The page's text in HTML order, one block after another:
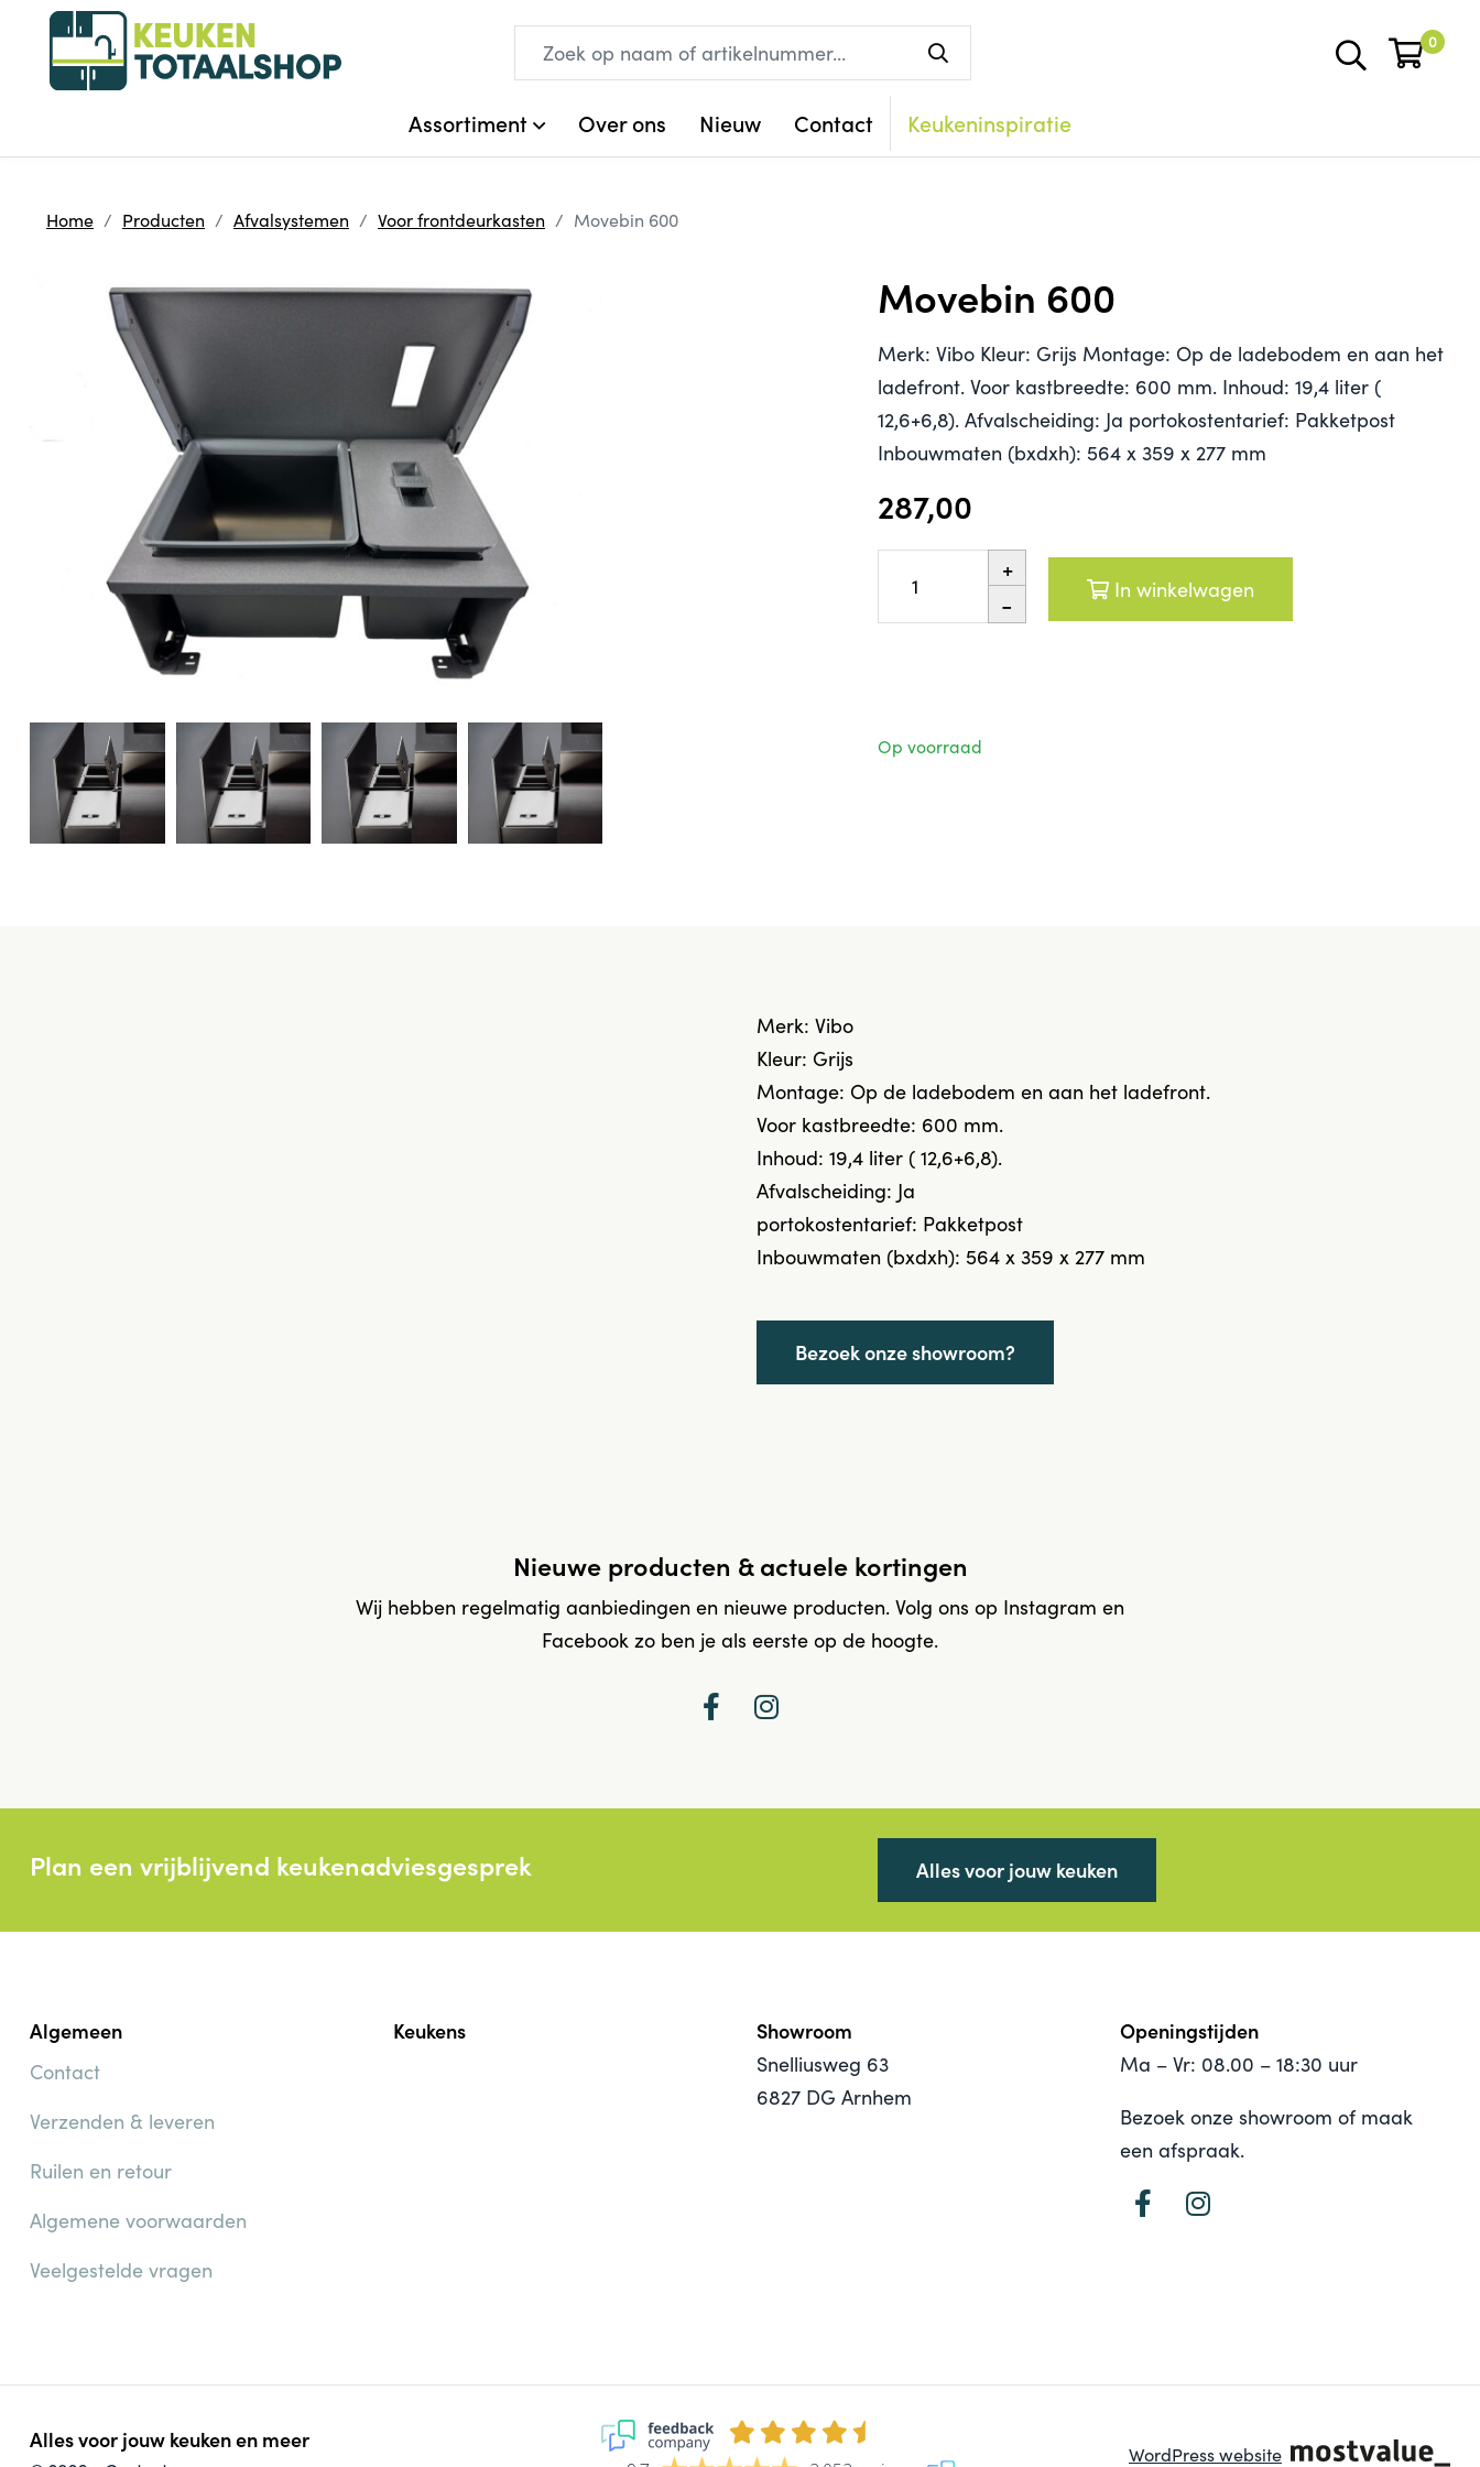
0
Assortiment Over ons Nieuw Contact Keukeninspiratie
Home Producten Afvalsystemen Voor frontdeurkasten Movebin 600
Movebin 600
Merk: Vibo Kleur: Grijs Montage: Op de ladebodem en aan het
ladefront. Voor kastbreedte: 600 mm. Inhoud: 19,4 liter (
12,6+6,8). Afvalscheiding: Ja portokostentarief: Pakketpost
Inbouwmaten (bxdxh): 564 x 359 x 277 mm
287,00
+
- In winkelwagen
Op voorraad
Merk: Vibo
Kleur: Grijs
Montage: Op de ladebodem en aan het ladefront.
Voor kastbreedte: 600 mm.
Inhoud: 19,4 liter ( 12,6+6,8).
Afvalscheiding: Ja
portokostentarief: Pakketpost
Inbouwmaten (bxdxh): 564 x 359 x 277 mm
Bezoek onze showroom?
Nieuwe producten & actuele kortingen
Wij hebben regelmatig aanbiedingen en nieuwe producten. Volg ons op Instagram en
Facebook zo ben je als eerste op de hoogte.
Plan een vrijblijvend keukenadviesgesprek Alles voor jouw keuken
Algemeen
Contact
Verzenden & leveren
Ruilen en retour
Algemene voorwaarden
Veelgestelde vragen
Keukens Showroom
Snelliusweg 63
6827 DG Arnhem
Openingstijden
Ma – Vr: 08.00 – 18:30 uur
Bezoek onze showroom of maak
een afspraak.
Alles voor jouw keuken en meer
WordPress website